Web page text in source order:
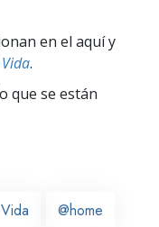
en el aquí y
.
que se están
@home